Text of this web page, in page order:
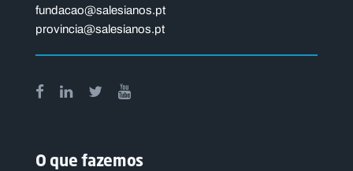
fundacao@salesianos.pt
provincia@salesianos.pt
O que fazemos